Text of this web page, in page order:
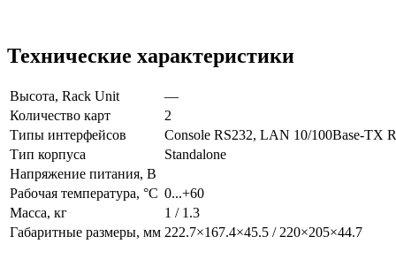
Технические характеристики
Высота, Rack Unit
—
Количество карт
2
Типы интерфейсов
Console RS232, LAN 10/100Base-TX
Тип корпуса
Standalone
Напряжение питания, В
Рабочая температура, °С 0...+60
Масса, кг
1 / 1.3
Габаритные размеры, мм 222.7×167.4×45.5 / 220×205×44.7